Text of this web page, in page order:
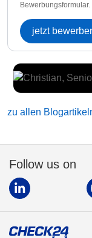
Bewerbungsformular.
jetzt
zu allen
Follow us on